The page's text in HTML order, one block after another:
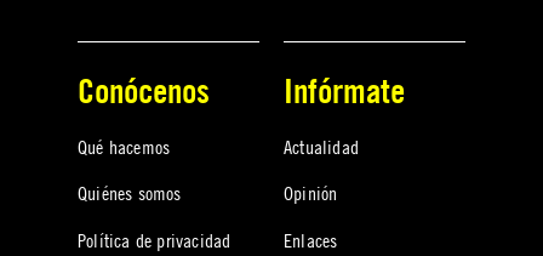
Conócenos
Qué hacemos
Quiénes somos
Política de privacidad
Infórmate
Actualidad
Opinión
Enlaces